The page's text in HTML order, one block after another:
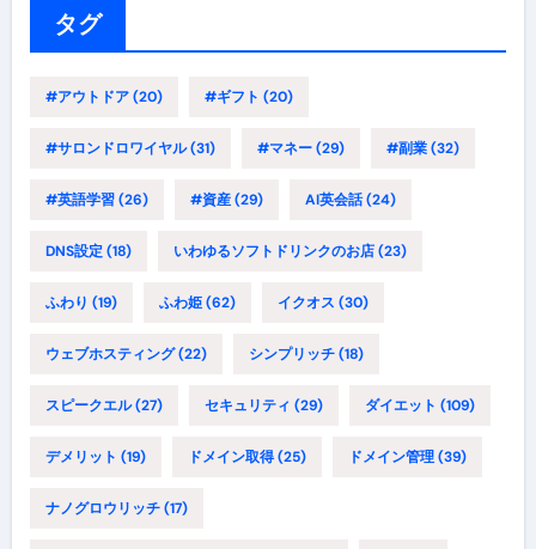
タグ
#アウトドア(20) #ギフト (20)
#サロンドロワイヤル(31) #マネー(29) #副業(32)
#英語学習(26) #資産(29) AI英会話(24)
DNS設定(18) いわゆるソフトドリンクのお店(23)
ふわり (19) ふわ姫(62) イクオス (30)
ウェブホスティング(22) シンプリッチ(18)
スピークエル(27) セキュリティ (29) ダイエット (109)
デメリット (19) ドメイン取得(25) ドメイン管理(39)
ナノグロウリッチ(17)